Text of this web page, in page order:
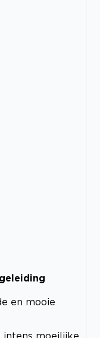
en mooie
intens moeilijke